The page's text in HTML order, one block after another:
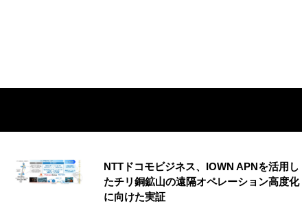
NTTドコモビジネス、IOWN APNを活用し
たチリ銅鉱山の遠隔オペレーション高度化
に向けた実証